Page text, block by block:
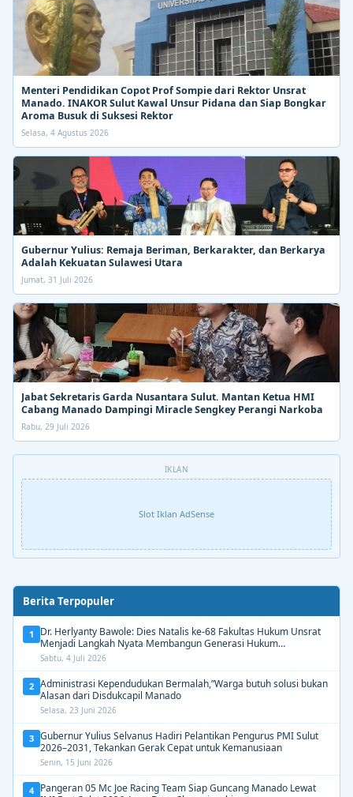
Menteri Pendidikan Copot Prof Sompie dari Rektor Unsrat
Manado. INAKOR Sulut Kawal Unsur Pidana dan Siap Bongkar
Aroma Busuk di Suksesi Rektor
Selasa, 4 Agustus 2026
Gubernur Yulius: Remaja Beriman, Berkarakter, dan Berkarya
Adalah Kekuatan Sulawesi Utara
Jumat, 31 Juli 2026
Jabat Sekretaris Garda Nusantara Sulut. Mantan Ketua HMI
Cabang Manado Dampingi Miracle Sengkey Perangi Narkoba
Rabu, 29 Juli 2026
IKLAN
Slot Iklan AdSense
Berita Terpopuler
1
Dr. Herlyanty Bawole: Dies Natalis ke-68 Fakultas Hukum Unsrat
Menjadi Langkah Nyata Membangun Generasi Hukum
Berdampak
Sabtu, 4 Juli 2026
2 Administrasi Kependudukan Bermalah,”Warga butuh solusi bukan
Alasan dari Disdukcapil Manado
Selasa, 23 Juni 2026
3 Gubernur Yulius Selvanus Hadiri Pelantikan Pengurus PMI Sulut
2026–2031, Tekankan Gerak Cepat untuk Kemanusiaan
Senin, 15 Juni 2026
4 Pangeran 05 Mc Joe Racing Team Siap Guncang Manado Lewat